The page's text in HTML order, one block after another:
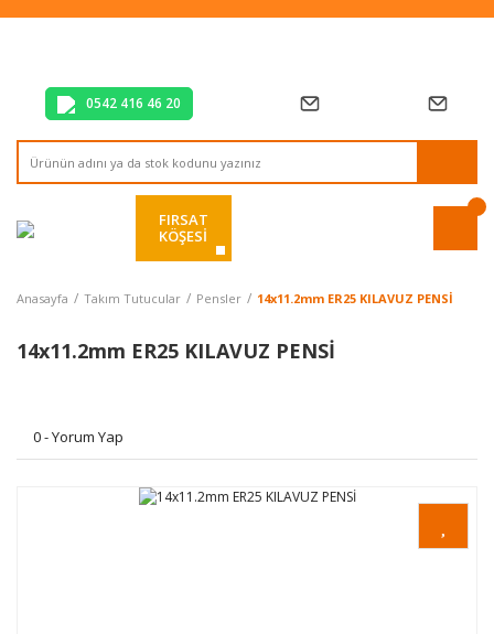
Tüm Alışverişlerde Vade Farksız 2 Taksit!
0542 416 46 20
FIRSAT
KÖŞESİ
Anasayfa Takım Tutucular Pensler 14x11.2mm ER25 KILAVUZ PENSİ
14x11.2mm ER25 KILAVUZ PENSİ
0 - Yorum Yap